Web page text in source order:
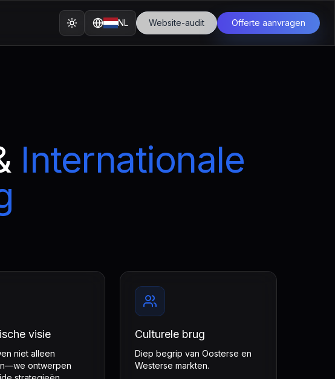
NL Website-audit Offerte aanvragen
Internationale
visie
niet alleen
ontwerpen
Culturele brug
Diep begrip van Oosterse en
Westerse markten.